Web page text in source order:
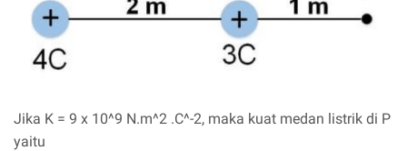
Jika K = 9 x 10^9 N.m^2 .C^-2, maka kuat medan listrik di P
yaitu